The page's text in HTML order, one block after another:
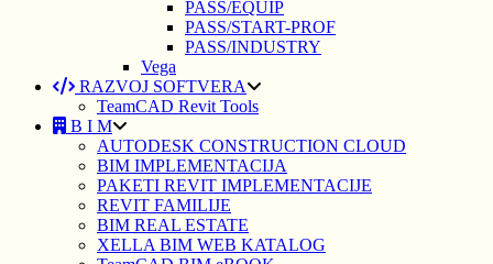
PASS/EQUIP
PASS/START-PROF
PASS/INDUSTRY
Vega
RAZVOJ SOFTVERA
TeamCAD Revit Tools
B I M
AUTODESK CONSTRUCTION CLOUD
BIM IMPLEMENTACIJA
PAKETI REVIT IMPLEMENTACIJE
REVIT FAMILIJE
BIM REAL ESTATE
XELLA BIM WEB KATALOG